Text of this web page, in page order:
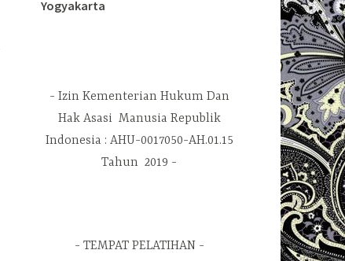
Yogyakarta
Izin Kementerian Hukum Dan
Hak Asasi Manusia Republik
Indonesia : AHU-0017050-AH.01.15
Tahun 2019
TEMPAT PELATIHAN